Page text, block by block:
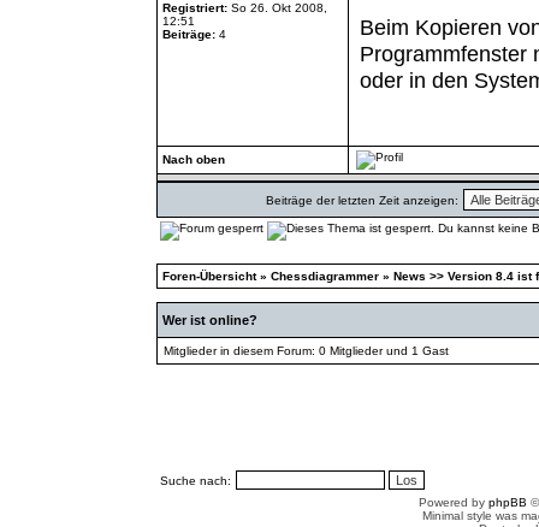
Registriert: So 26. Okt 2008,
12:51
Beiträge: 4
Beim Kopieren
Programmfenster
oder in den
Nach oben
Beiträge der letzten Zeit anzeigen:
Foren-Übersicht» Chessdiagrammer » News >> Version 8.4 ist
Wer ist online?
Mitglieder in diesem Forum: 0 Mitglieder und 1 Gast
Suche nach:
Powered by phpBB
Minimal style was